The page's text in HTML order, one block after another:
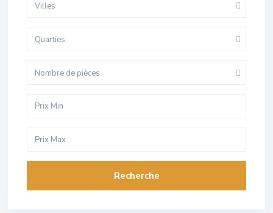
Villes
Quarties
Nombre de pièces
Recherche